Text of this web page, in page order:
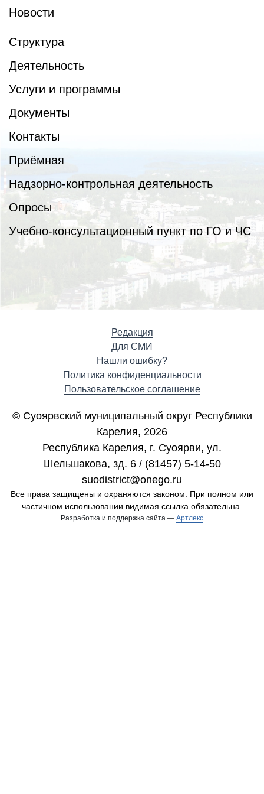
Новости
Структура
Деятельность
Услуги и программы
Документы
Контакты
Приёмная
Надзорно-контрольная деятельность
Опросы
Учебно-консультационный пункт по ГО и ЧС
Редакция
Для СМИ
Нашли ошибку?
Политика конфиденциальности
Пользовательское соглашение
© Суоярвский муниципальный округ Республики
Карелия, 2026
Республика Карелия, г. Cуоярви, ул.
Шельшакова, зд. 6 / (81457) 5-14-50
suodistrict@onego.ru
Все права защищены и охраняются законом. При полном или
частичном использовании видимая ссылка обязательна.
Разработка и поддержка сайта — Артлекс